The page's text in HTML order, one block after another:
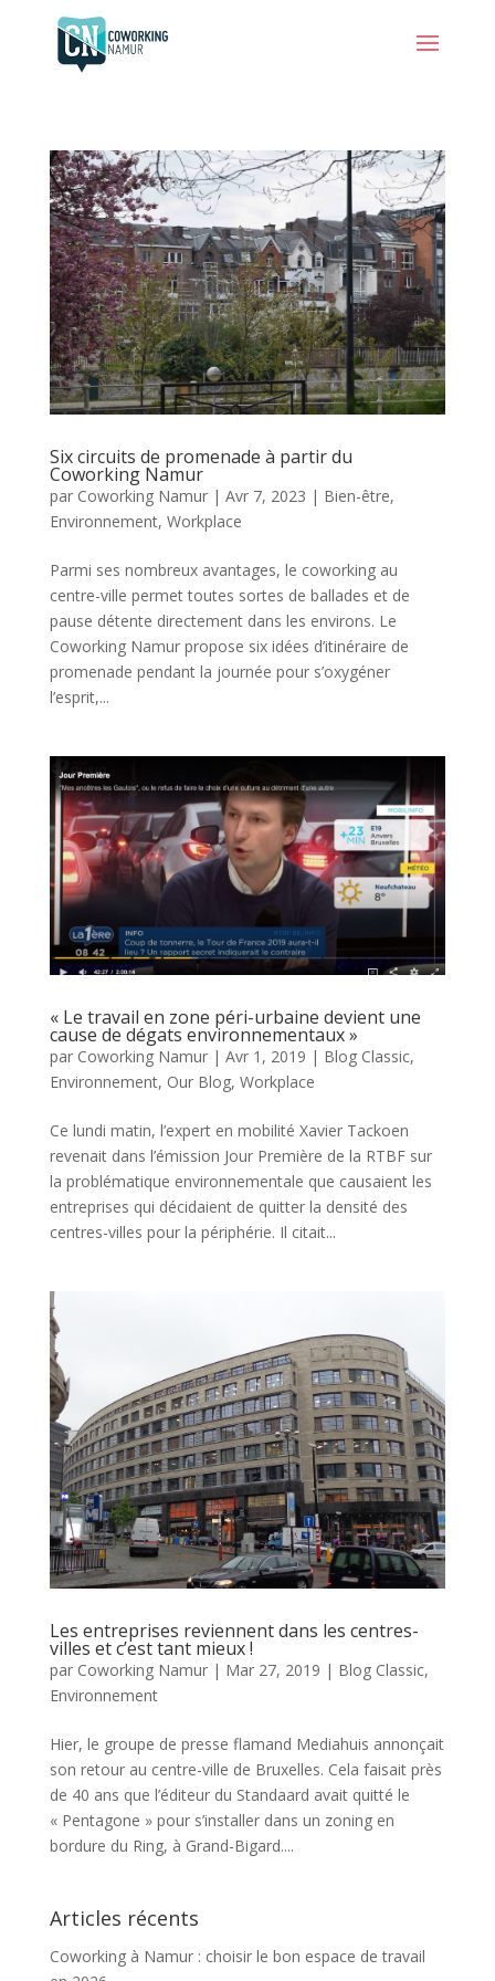
Six circuits de promenade à partir du
Coworking Namur
par Coworking Namur| Avr 7, 2023 | Bien-être,
Environnement, Workplace
Parmi ses nombreux avantages, le coworking au
centre-ville permet toutes sortes de ballades et de
pause détente directement dans les environs. Le
Coworking Namur propose six idées d’itinéraire de
promenade pendant la journée pour s’oxygéner
l’esprit,...
« Le travail en zone péri-urbaine devient une
cause de dégats environnementaux »
par Coworking Namur| Avr 1, 2019 | Blog Classic,
Environnement, Our Blog, Workplace
Ce lundi matin, l’expert en mobilité Xavier Tackoen
revenait dans l’émission Jour Première de la RTBF sur
la problématique environnementale que causaient les
entreprises qui décidaient de quitter la densité des
centres-villes pour la périphérie. Il citait...
Les entreprises reviennent dans les centres-
villes et c’est tant mieux !
par Coworking Namur| Mar 27, 2019 | Blog Classic,
Environnement
Hier, le groupe de presse flamand Mediahuis annonçait
son retour au centre-ville de Bruxelles. Cela faisait près
de 40 ans que l’éditeur du Standaard avait quitté le
« Pentagone » pour s’installer dans un zoning en
bordure du Ring, à Grand-Bigard....
Articles récents
Coworking à Namur : choisir le bon espace de travail